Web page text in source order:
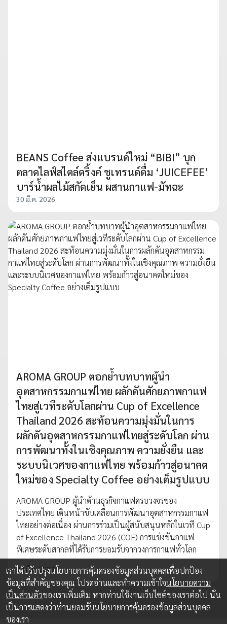
BEANS Coffee ส่งแบรนด์ใหม่ “BIBI” บุก
ตลาดไลฟ์สไตล์ดริ้งค์ ชูเทรนด์ดื่ม ‘JUICEFEE’
บาร์น้ำผลไม้สกัดเย็น ผสานกาแฟ-มัทฉะ
30 มี.ค. 2026
AROMA GROUP ตอกย้ำบทบาทผู้นำ
อุตสาหกรรมกาแฟไทย ผลักดันศักยภาพกาแฟ
ไทยสู่เวทีระดับโลกผ่าน Cup of Excellence
Thailand 2026 สะท้อนความมุ่งมั่นในการ
ผลักดันอุตสาหกรรมกาแฟไทยสู่ระดับโลก ผ่าน
การพัฒนาทั้งในเชิงคุณภาพ ความยั่งยืน และ
ระบบนิเวศของกาแฟไทย พร้อมก้าวสู่อนาคต
ใหม่ของ Specialty Coffee อย่างเต็มรูปแบบ
AROMA GROUP ผู้นำด้านธุรกิจกาแฟครบวงจรของ
ประเทศไทย เดินหน้าขับเคลื่อนการพัฒนาอุตสาหกรรมกาแฟ
ไทยอย่างต่อเนื่อง ผ่านการร่วมเป็นผู้สนับสนุนหลักในเวที Cup
of Excellence Thailand 2026 (COE) การแข่งขันกาแฟ
พิเศษระดับสากลที่ได้รับการยอมรับจากวงการกาแฟทั่วโลก
24 มิ.ย. 2026
เราได้ปรับปรุงนโยบายการคุ้มครองข้อมูลส่วนบุคคลเพื่อปกป้อง
ข้อมูลที่สำคัญของคุณ โปรดอ่านและทำความเข้าใจนโยบายความ
เป็นส่วนตัวของเราเพิ่มเติม หากท่านใช้งานเว็บไซต์ของเราต่อไป นั่น
เป็นการแสดงว่าท่านยอมรับนโยบายการคุ้มครองข้อมูลส่วนบุคคล
ของเรา